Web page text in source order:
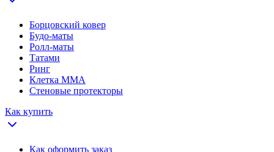
Борцовский ковер
Будо-маты
Ролл-маты
Татами
Ринг
Клетка ММА
Стеновые протекторы
Как купить
Как оформить заказ